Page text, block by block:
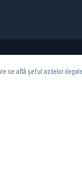
se află șeful azilelor